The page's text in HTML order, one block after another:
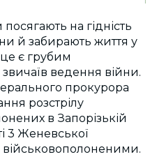
на гідність
й забирають життя у
це є грубим
ведення війни.
прокурора
розстрілу
в Запорізькій
3 Женевської